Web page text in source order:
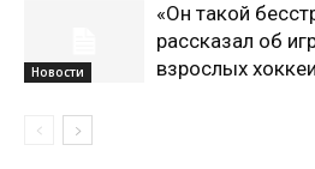
Новости
«Он такой
рассказал об
взрослых